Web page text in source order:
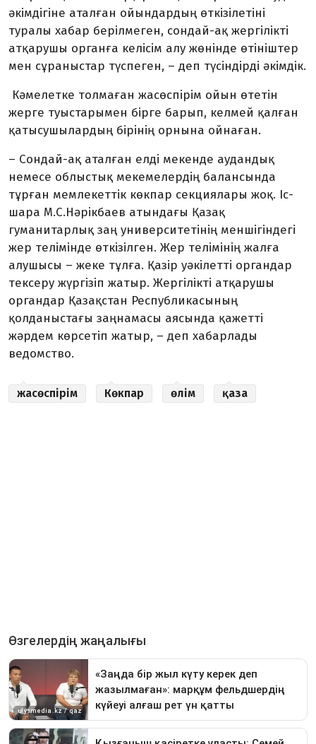
әкімдігіне аталған ойындардың өткізілетіні
туралы хабар берілмеген, сондай-ақ жергілікті
атқарушы органға келісім алу жөнінде өтініштер
мен сұраныстар түспеген, – деп түсіндірді әкімдік.
Кәмелетке толмаған жасөспірім ойын өтетін
жерге туыстарымен бірге барып, келмей қалған
қатысушылардың бірінің орнына ойнаған.
– Сондай-ақ аталған елді мекенде аудандық
немесе облыстық мекемелердің балансында
тұрған мемлекеттік көкпар секциялары жоқ. Іс-
шара М.С.Нәрікбаев атындағы Қазақ
гуманитарлық заң университетінің меншігіндегі
жер телімінде өткізілген. Жер телімінің жалға
алушысы – жеке тұлға. Қазір уәкілетті органдар
тексеру жүргізіп жатыр. Жергілікті атқарушы
органдар Қазақстан Республикасының
қолданыстағы заңнамасы аясында қажетті
жәрдем көрсетіп жатыр, – деп хабарлады
ведомство.
жасөспірім Көкпар өлім қаза